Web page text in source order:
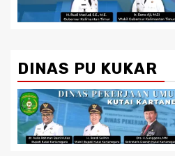
DINAS PU KUKAR